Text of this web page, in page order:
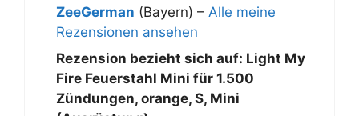
ZeeGerman (Bayern) – Alle meine
Rezensionen ansehen
Rezension bezieht sich auf: Light My
Fire Feuerstahl Mini für 1.500
Zündungen, orange, S, Mini